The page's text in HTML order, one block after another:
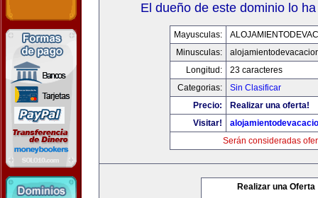
El dueño de este dominio lo
Mayusculas:
Minusculas:
Longitud:
23 caracteres
Categorias:
Sin Clasificar
Precio:
Realizar una oferta!
Visitar!
Serán consideradas
Realizar una Oferta